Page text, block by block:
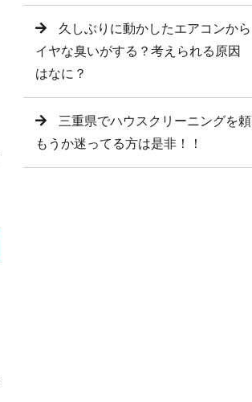
久しぶりに動かしたエアコンから
イヤな臭いがする？考えられる原因
はなに？
三重県でハウスクリーニングを頼
もうか迷ってる方は是非！！